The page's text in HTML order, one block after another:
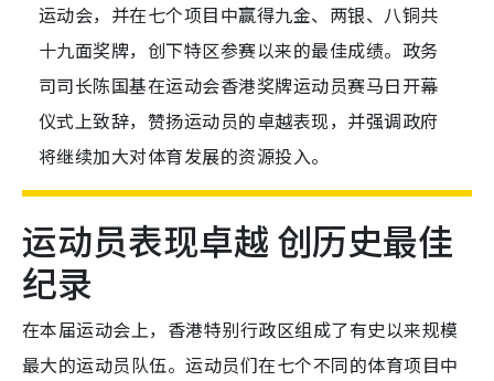
运动会，并在七个项目中赢得九金、两银、八铜共
十九面奖牌，创下特区参赛以来的最佳成绩。政务
司司长陈国基在运动会香港奖牌运动员赛马日开幕
仪式上致辞，赞扬运动员的卓越表现，并强调政府
将继续加大对体育发展的资源投入。
运动员表现卓越 创历史最佳
纪录
在本届运动会上，香港特别行政区组成了有史以来规模
最大的运动员队伍。运动员们在七个不同的体育项目中